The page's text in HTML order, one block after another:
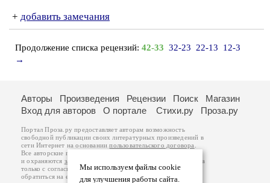
+ добавить замечания
Продолжение списка рецензий: 42-33 32-23 22-13
12-3
→
Мы используем файлы cookie
для улучшения работы сайта.
Авторы Произведения Рецензии Поиск
Магазин
Вход для авторов
О портале Стихи.ру Проза.ру
Портал Проза.ру предоставляет авторам возможность
свободной публикации своих литературных произведений в
сети Интернет на основаниипользовательского договора
Все авторские права на произведения принадлежат авторам
и охраняются законом
. Перепечатка произведений возможна
только с согласия его автора, к которому вы можете
обратиться на его авторской странице. Ответственность за